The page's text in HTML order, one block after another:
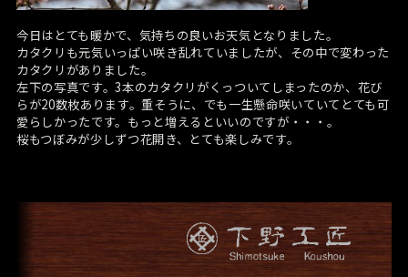
今日はとても暖かで、気持ちの良いお天気となりました。
カタクリも元気いっぱい咲き乱れていましたが、その中で変わった
カタクリがありました。
左下の写真です。3本のカタクリがくっついてしまったのか、花び
らが20数枚あります。重そうに、でも一生懸命咲いていてとても可
愛らしかったです。もっと増えるといいのですが・・・。
桜もつぼみが少しずつ花開き、とても楽しみです。